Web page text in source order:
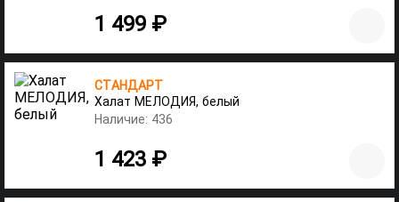
1 499 ₽
СТАНДАРТ
Халат МЕЛОДИЯ, белый
Наличие: 436
1 423 ₽